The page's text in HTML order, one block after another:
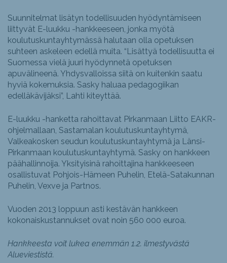
Suunnitelmat lisätyn todellisuuden hyödyntämiseen
liittyvät E-luukku -hankkeeseen, jonka myötä
koulutuskuntayhtymässä halutaan olla opetuksen
suhteen askeleen edellä muita. “Lisättyä todellisuutta ei
Suomessa vielä juuri hyödynnetä opetuksen
apuvälineenä. Yhdysvalloissa siitä on kuitenkin saatu
hyviä kokemuksia. Sasky haluaa pedagogiikan
edelläkävijäksi”, Lahti kiteyttää.
E-luukku -hanketta rahoittavat Pirkanmaan Liitto EAKR-
ohjelmallaan, Sastamalan koulutuskuntayhtymä,
Valkeakosken seudun koulutuskuntayhtymä ja Länsi-
Pirkanmaan koulutuskuntayhtymä. Sasky on hankkeen
päähallinnoija. Yksityisinä rahoittajina hankkeeseen
osallistuvat Pohjois-Hämeen Puhelin, Etelä-Satakunnan
Puhelin, Vexve ja Partnos.
Vuoden 2013 loppuun asti kestävän hankkeen
kokonaiskustannukset ovat noin 560 000 euroa.
Hankkeesta voit lukea enemmän 1.2. ilmestyvästä
Alueviestistä.